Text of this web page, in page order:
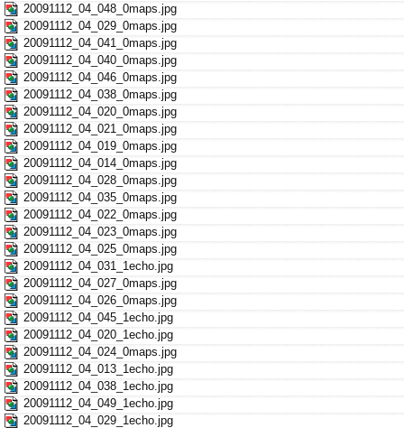
20091112_04_048_0maps.jpg
20091112_04_029_0maps.jpg
20091112_04_041_0maps.jpg
20091112_04_040_0maps.jpg
20091112_04_046_0maps.jpg
20091112_04_038_0maps.jpg
20091112_04_020_0maps.jpg
20091112_04_021_0maps.jpg
20091112_04_019_0maps.jpg
20091112_04_014_0maps.jpg
20091112_04_028_0maps.jpg
20091112_04_035_0maps.jpg
20091112_04_022_0maps.jpg
20091112_04_023_0maps.jpg
20091112_04_025_0maps.jpg
20091112_04_031_1echo.jpg
20091112_04_027_0maps.jpg
20091112_04_026_0maps.jpg
20091112_04_045_1echo.jpg
20091112_04_020_1echo.jpg
20091112_04_024_0maps.jpg
20091112_04_013_1echo.jpg
20091112_04_038_1echo.jpg
20091112_04_049_1echo.jpg
20091112_04_029_1echo.jpg